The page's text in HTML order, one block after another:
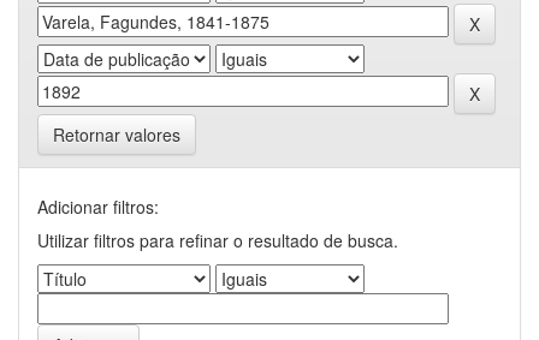
Retornar valores
Adicionar filtros:
Utilizar filtros para refinar o resultado de busca.